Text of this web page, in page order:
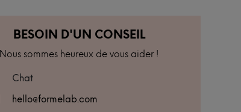
BESOIN D'UN CONSEIL
Nous sommes heureux de vous aider !
Chat
hello@formelab.com